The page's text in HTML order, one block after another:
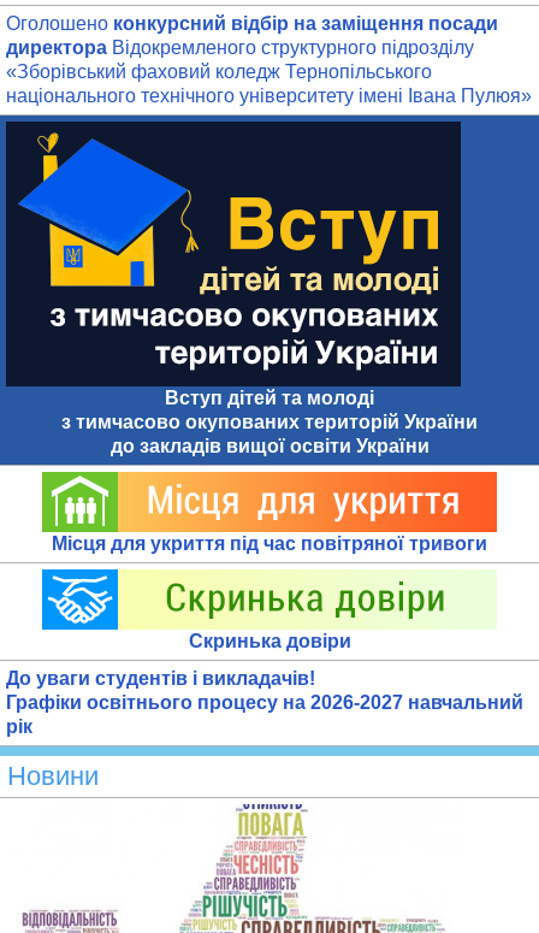
Оголошено конкурсний відбір на заміщення посади
директора Відокремленого структурного підрозділу
«Зборівський фаховий коледж Тернопільського
національного технічного університету імені Івана Пулюя»
Вступ дітей та молоді
з тимчасово окупованих територій України
до закладів вищої освіти України
Місця для укриття під час повітряної тривоги
Скринька довіри
До уваги студентів і викладачів!
Графіки освітнього процесу на 2026-2027 навчальний
рік
Новини